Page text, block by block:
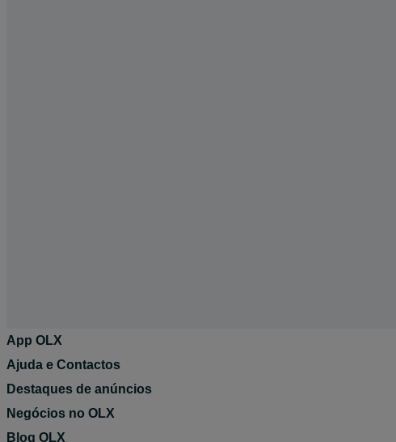
App OLX
Ajuda e Contactos
Destaques de anúncios
Negócios no OLX
Blog OLX